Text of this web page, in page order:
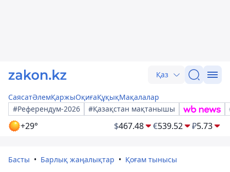
Қаз
СаясатӘлемҚаржыОқиғаҚұқықМақалалар
#Референдум-2026
#Қазақстан мақтанышы
+29° $467.48 €539.52 ₽5.73
Басты Барлық жаңалықтар Қоғам тынысы